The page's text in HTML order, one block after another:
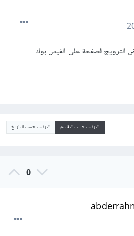
لصفحة على الفيس بوك
الترتيب حسب التقييم الترتيب حسب التاريخ
0